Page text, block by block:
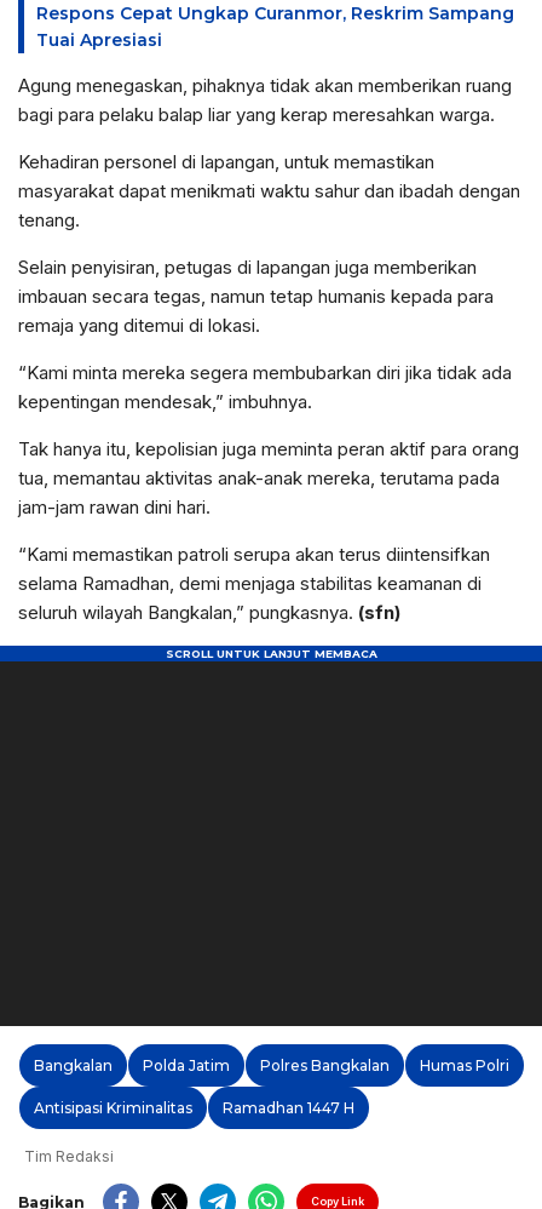
Respons Cepat Ungkap Curanmor, Reskrim Sampang
Tuai Apresiasi
Agung menegaskan, pihaknya tidak akan memberikan ruang
bagi para pelaku balap liar yang kerap meresahkan warga.
Kehadiran personel di lapangan, untuk memastikan
masyarakat dapat menikmati waktu sahur dan ibadah dengan
tenang.
Selain penyisiran, petugas di lapangan juga memberikan
imbauan secara tegas, namun tetap humanis kepada para
remaja yang ditemui di lokasi.
“Kami minta mereka segera membubarkan diri jika tidak ada
kepentingan mendesak,” imbuhnya.
Tak hanya itu, kepolisian juga meminta peran aktif para orang
tua, memantau aktivitas anak-anak mereka, terutama pada
jam-jam rawan dini hari.
“Kami memastikan patroli serupa akan terus diintensifkan
selama Ramadhan, demi menjaga stabilitas keamanan di
seluruh wilayah Bangkalan,” pungkasnya. (sfn)
Bangkalan Polda Jatim Polres Bangkalan Humas Polri
Antisipasi Kriminalitas Ramadhan 1447 H
Tim Redaksi
Bagikan Copy Link